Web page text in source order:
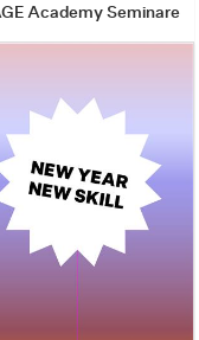
Academy Seminare